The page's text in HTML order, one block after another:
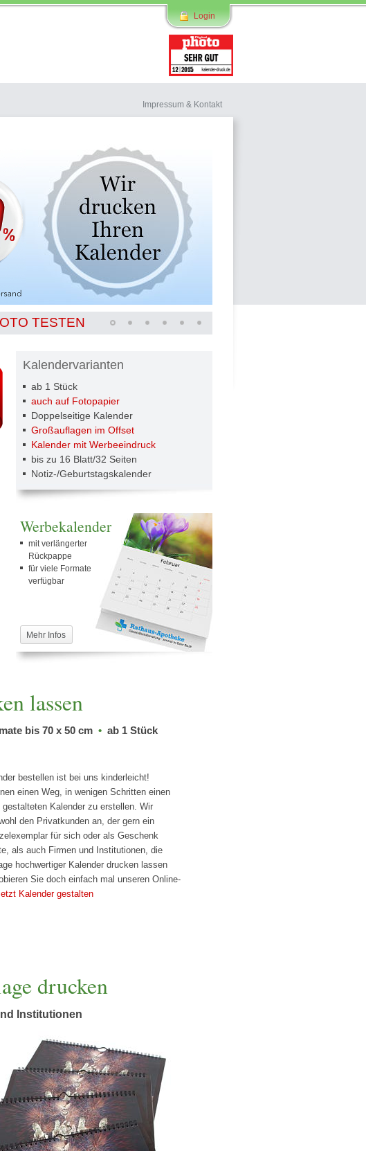
Login
Impressum & Kontakt
TESTEN
Kalendervarianten
ab 1 Stück
auch auf Fotopapier
Doppelseitige Kalender
Großauflagen im Offset
Kalender mit Werbeeindruck
bis zu 16 Blatt/32 Seiten
Notiz-/Geburtstagskalender
Werbekalender
mit verlängerter
Rückpappe
für viele Formate
verfügbar
Mehr Infos
lassen
bis 70 x 50 cm • ab 1 Stück
bestellen ist bei uns kinderleicht!
einen Weg, in wenigen Schritten einen
Kalender zu erstellen. Wir
den Privatkunden an, der gern ein
für sich oder als Geschenk
als auch Firmen und Institutionen, die
hochwertiger Kalender drucken lassen
Sie doch einfach mal unseren Online-
Kalender gestalten
drucken
Institutionen